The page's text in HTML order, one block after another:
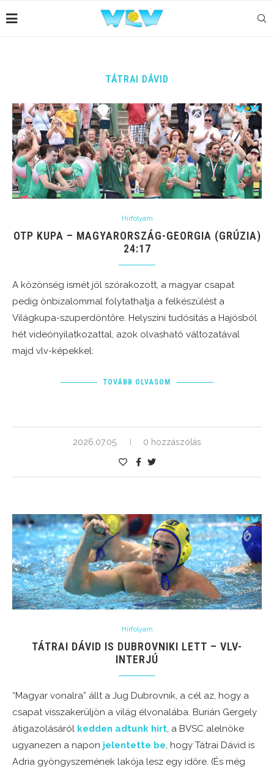
TÁTRAI DÁVID
Hírfolyam
OTP KUPA – MAGYARORSZÁG-GEORGIA (GRÚZIA)
24:17
A közönség ismét jól szórakozott, a magyar csapat
pedig önbizalommal folytathatja a felkészülést a
Világkupa-szuperdöntőre. Helyszíni tudósítás a Hajósból
hét videónyilatkozattal, azok olvasható változatával
majd vlv-képekkel:
TOVÁBB OLVASOM
2026.07.05. 0 hozzászólás
Hírfolyam
TÁTRAI DÁVID IS DUBROVNIKI LETT – VLV-
INTERJÚ
“Magyar vonalra” állt a Jug Dubrovnik, a cél az, hogy a
csapat visszakerüljön a világ élvonalába. Burián Gergely
átigazolásáról kedden adtunk hírt, a BVSC alelnöke
ugyanezen a napon jelentette be, hogy Tátrai Dávid is
Adria gyöngyszemének lakója lesz egy időre. (És még